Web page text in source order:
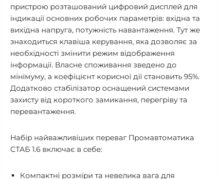
пристрою розташований цифровий дисплей для
індикації основних робочих параметрів: вхідна та
вихідна напруга, потужність навантаження. Тут же
знаходиться клавіша керування, яка дозволяє за
необхідності змінити режим відображення
інформації. Власне споживання зведено до
мінімуму, а коефіцієнт корисної дії становить 95%.
Додатково стабілізатор оснащений системами
захисту від короткого замикання, перегріву та
перевантаження.
Набір найважливіших переваг Промавтоматика
СТАБ 1.6 включає в себе:
Компактні розміри та невелика вага для